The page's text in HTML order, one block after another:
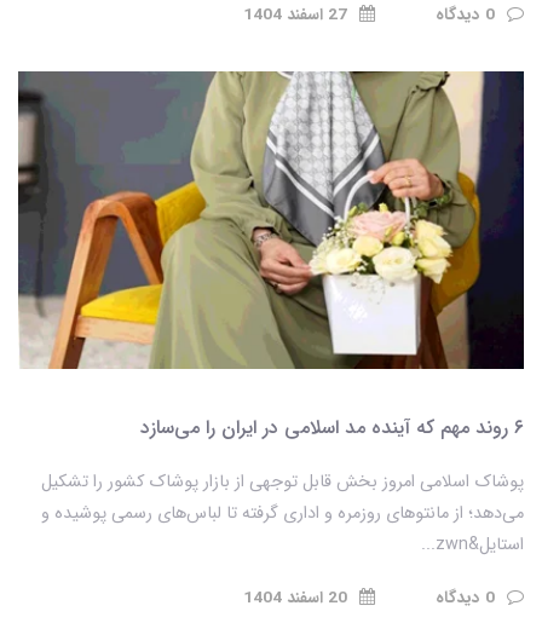
۶ روند مهم که آینده مد اسلامی در ایران را می‌سازد
پوشاک اسلامی امروز بخش قابل توجهی از بازار پوشاک کشور را تشکیل
می‌دهد؛ از مانتوهای روزمره و اداری گرفته تا لباس‌های رسمی پوشیده و
استایل&zwn...